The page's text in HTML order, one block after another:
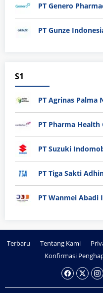
PT Genero
PT Gunze
S1
PT Agrinas Palma
PT Pharma Health
PT Suzuki
PT Tiga Sakti
PT Wanmei Abadi
Terbaru Tentang Kami
Konfirmasi